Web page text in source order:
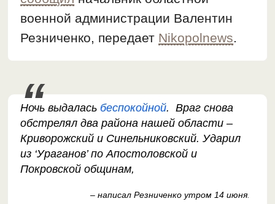
военной администрации Валентин
Резниченко, передает Nikopolnews.
Ночь выдалась беспокойной. Враг снова
обстрелял два района нашей области –
Криворожский и Синельниковский. Ударил
из ‘Ураганов’ по Апостоловской и
Покровской общинам,
– написал Резниченко утром 14 июня.